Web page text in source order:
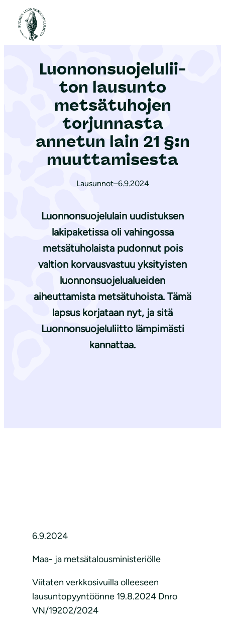
Etusivu
Luon­non­suo­je­lu­lii­
ton lausunto
metsätuhojen
torjunnasta
annetun lain 21 §:n
muuttamisesta
Lausunnot–6.9.2024
Luonnonsuojelulain uudistuksen
lakipaketissa oli vahingossa
metsätuholaista pudonnut pois
valtion korvausvastuu yksityisten
luonnonsuojelualueiden
aiheuttamista metsätuhoista. Tämä
lapsus korjataan nyt, ja sitä
Luonnonsuojeluliitto lämpimästi
kannattaa.
6.9.2024
Maa- ja metsätalousministeriölle
Viitaten verkkosivuilla olleeseen
lausuntopyyntöönne 19.8.2024 Dnro
VN/19202/2024